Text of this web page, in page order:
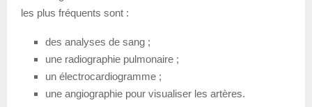
les plus fréquents sont :
des analyses de sang ;
une radiographie pulmonaire ;
un électrocardiogramme ;
une angiographie pour visualiser les artères.